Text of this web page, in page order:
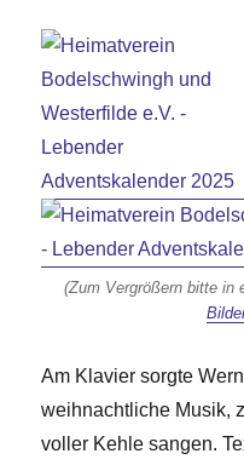
(Zum Vergrößern bitte in
Am Klavier sorgte
weihnachtliche Musik,
voller Kehle sangen.